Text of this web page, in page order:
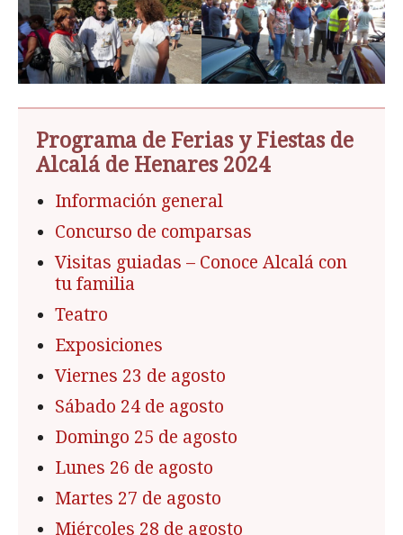
Programa de Ferias y Fiestas de
Alcalá de Henares 2024
Información general
Concurso de comparsas
Visitas guiadas – Conoce Alcalá con
tu familia
Teatro
Exposiciones
Viernes 23 de agosto
Sábado 24 de agosto
Domingo 25 de agosto
Lunes 26 de agosto
Martes 27 de agosto
Miércoles 28 de agosto